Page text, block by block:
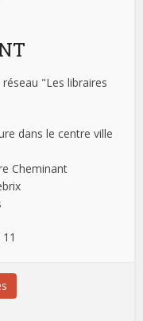
"Les libraires
dans le centre ville
Cheminant